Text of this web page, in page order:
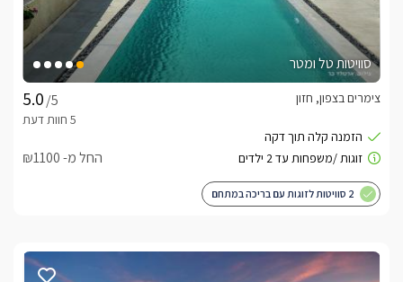
שום הפרעה.
הפינוק המושלם לחורף
סוויטות אפיריון מציעות לזוגות בלבד פינוק חורפי פרטי או משותף
לבחירתכם, המורכב מג'קוזי ספא פרטי עצום ומשוכלל בתוך כל
סוויטה וכן בריכת זרמים יוקרתית מחוממת ומקורה, הניצבת במתחם
יוקרתיים, שתייה חמה ופינוקים מחממים ומפתיעים.
כלול באירוח
סוויטות טל ומטר
/5
צימרים בצפון, חזון
החל מ- ₪1100
2 סוויטות לזוגות עם בריכה במתחם